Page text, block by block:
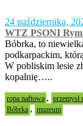
24 października,
WTZ PSONI
Bóbrka, to
podkarpackim,
W pobliskim lesie
kopalnię…..
ropa naftowa , przemysł
Bóbrka , muzeum